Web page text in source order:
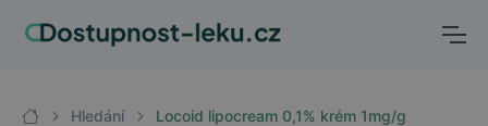
Hledání Locoid lipocream 0,1% krém 1mg/g